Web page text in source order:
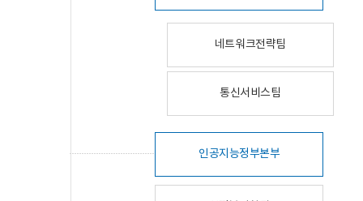
네트워크전략팀
통신서비스팀
인공지능정부본부